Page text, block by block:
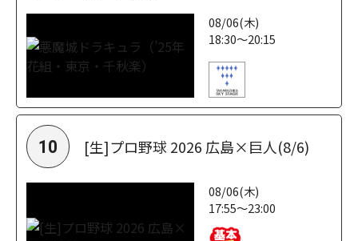
08/06(木)
18:30～20:15
10 [生]プロ野球 2026 広島×巨人(8/6)
08/06(木)
17:55～23:00